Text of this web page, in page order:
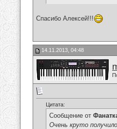
Спасибо Алексей!!!
14.11.2013, 04:48
Цитата:
Сообщение от
Очень круто